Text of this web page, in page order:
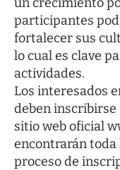
participantes
fortalecer sus
lo cual es clave
actividades.
Los interesados
deben inscribirse
sitio web oficial
encontrarán
proceso de